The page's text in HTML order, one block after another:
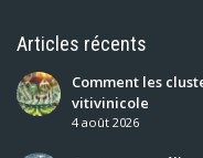
Articles récents
Comment les
vitivinicole
4 août 2026